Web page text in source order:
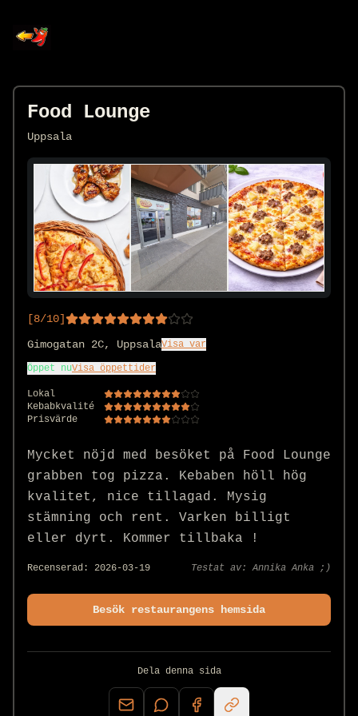
Food Lounge
Uppsala
[8/10]
Gimogatan 2C, UppsalaVisa var
Öppet nuVisa öppettider
Lokal
Kebabkvalité
Prisvärde
Mycket nöjd med besöket på Food Lounge
grabben tog pizza. Kebaben höll hög
kvalitet, nice tillagad. Mysig
stämning och rent. Varken billigt
eller dyrt. Kommer tillbaka !
Recenserad: 2026-03-19 Testat av:Annika Anka ;)
Besök restaurangens hemsida
Dela denna sida